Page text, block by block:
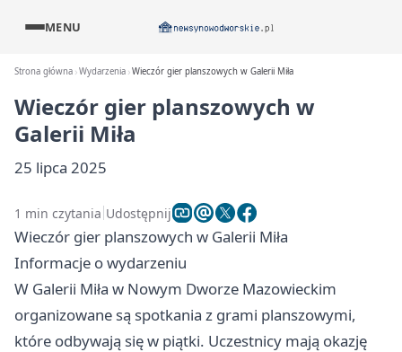
MENU
Strona główna Wydarzenia Wieczór gier planszowych w Galerii Miła
Wieczór gier planszowych w
Galerii Miła
25 lipca 2025
1 min czytania Udostępnij
Wieczór gier planszowych w Galerii Miła
Informacje o wydarzeniu
W Galerii Miła w Nowym Dworze Mazowieckim
organizowane są spotkania z grami planszowymi,
które odbywają się w piątki. Uczestnicy mają okazję